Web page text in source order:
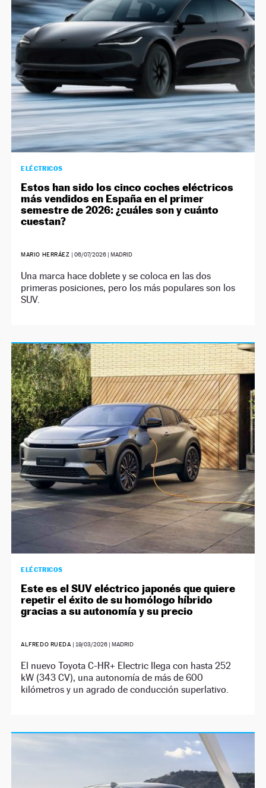
NEWSLETTER
SÍGUENOS
ELÉCTRICOS
Estos han sido los cinco coches eléctricos
más vendidos en España en el primer
semestre de 2026: ¿cuáles son y cuánto
cuestan?
MARIO HERRÁEZ | 06/07/2026| MADRID
Una marca hace doblete y se coloca en las dos
primeras posiciones, pero los más populares son los
SUV.
ELÉCTRICOS
Este es el SUV eléctrico japonés que quiere
repetir el éxito de su homólogo híbrido
gracias a su autonomía y su precio
ALFREDO RUEDA | 19/03/2026| MADRID
El nuevo Toyota C-HR+ Electric llega con hasta 252
kW (343 CV), una autonomía de más de 600
kilómetros y un agrado de conducción superlativo.